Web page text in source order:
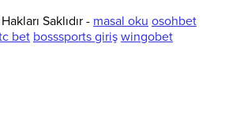
Saklıdır - masal oku osohbet
bet bosssports giriş wingobet